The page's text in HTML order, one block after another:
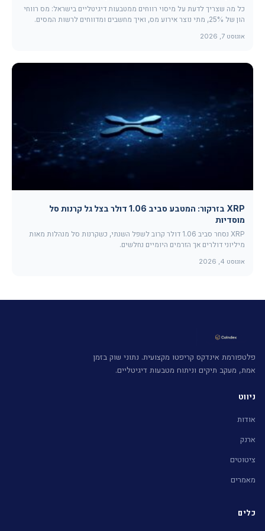
כל מה שצריך לדעת על מיסוי רווחים ממטבעות דיגיטליים בישראל: מס רווחי
הון של 25%, מתי נוצר אירוע מס, ואיך מחשבים ומדווחים לרשות המסים.
אוגוסט 7, 2026
XRP בזרקור: המטבע סביב 1.06 דולר בצל גל קרנות סל
מוסדיות
XRP נסחר סביב 1.06 דולר קרוב לשפל השנתי, כשקרנות סל מנהלות מאות
מיליוני דולרים אך הזרמים היומיים נחלשים.
אוגוסט 4, 2026
פלטפורמת אינדקס קריפטו מקצועית. נתוני שוק בזמן
אמת, מעקב תיקים וניתוח מטבעות דיגיטליים.
ניווט
אודות
ארנק
ציטוטים
מאמרים
כלים